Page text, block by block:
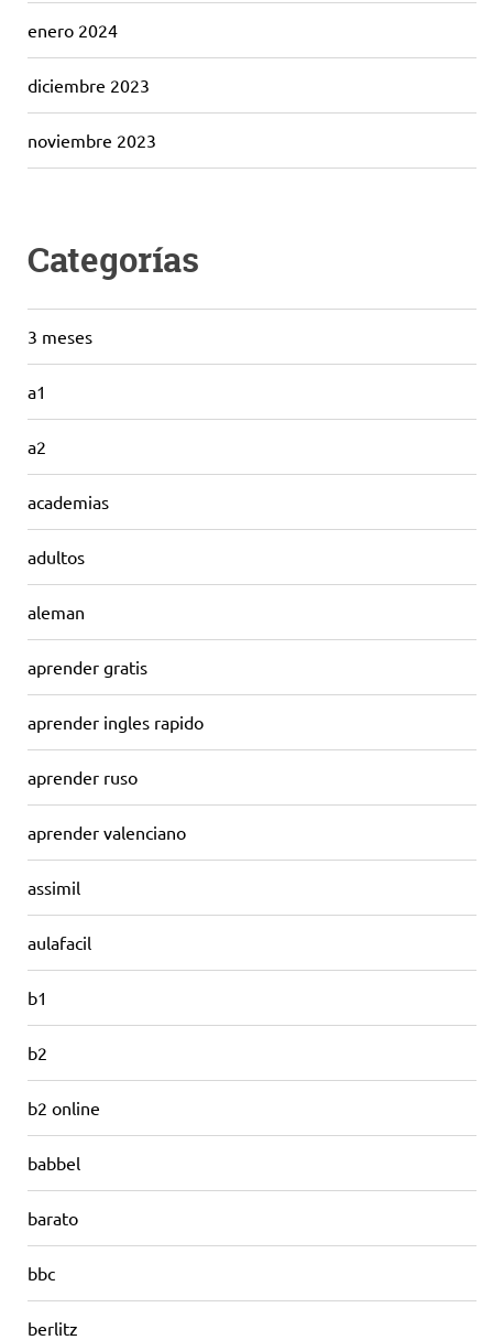
enero 2024
diciembre 2023
noviembre 2023
Categorías
3 meses
a1
a2
academias
adultos
aleman
aprender gratis
aprender ingles rapido
aprender ruso
aprender valenciano
assimil
aulafacil
b1
b2
b2 online
babbel
barato
bbc
berlitz